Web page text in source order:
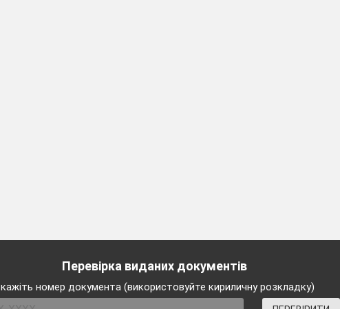
Перевірка виданих документів
номер документа (використовуйте кириличну розкладку)